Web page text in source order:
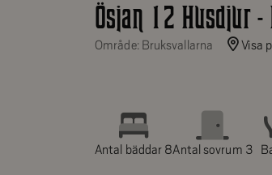
Ösjan 12 Husdjur
Område: Bruksvallarna Visa
Antal bäddar 8Antal sovrum 3